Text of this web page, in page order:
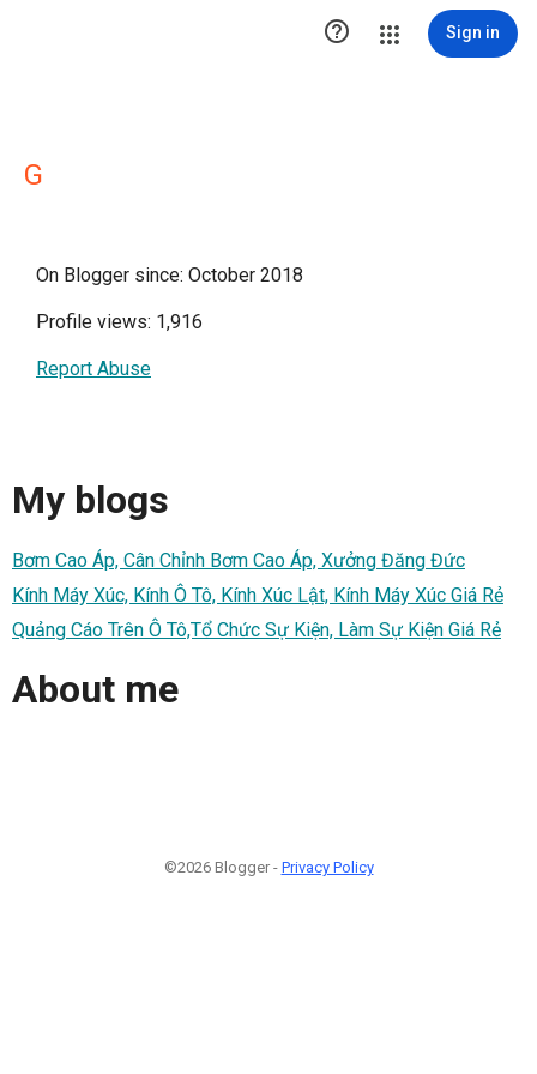
 Sign in
G
On Blogger since: October 2018
Profile views: 1,916
Report Abuse
My blogs
Bơm Cao Áp, Cân Chỉnh Bơm Cao Áp, Xưởng Đăng Đức
Kính Máy Xúc, Kính Ô Tô, Kính Xúc Lật, Kính Máy Xúc Giá Rẻ
Quảng Cáo Trên Ô Tô,Tổ Chức Sự Kiện, Làm Sự Kiện Giá Rẻ
About me
©2026 Blogger - Privacy Policy